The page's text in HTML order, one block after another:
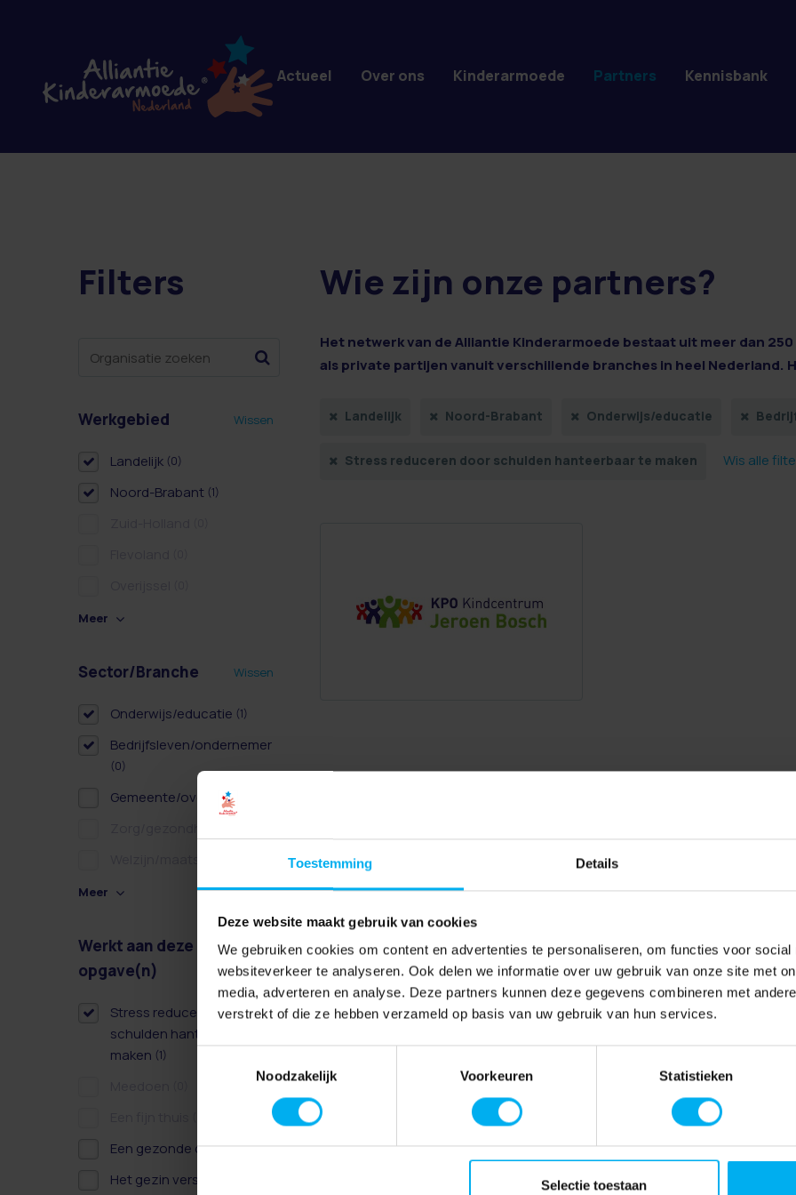
Toestemming Details
Deze website maakt gebruik van cookies
We gebruiken cookies om content en advertenties te personaliseren, om functies voor social
websiteverkeer te analyseren. Ook delen we informatie over uw gebruik van onze site met
media, adverteren en analyse. Deze partners kunnen deze gegevens combineren met
verstrekt of die ze hebben verzameld op basis van uw gebruik van hun services.
Noodzakelijk
Voorkeuren Statistieken
Selectie toestaan
1 resultaten
Filters
Werkgebied Wissen
Landelijk (0)
Noord-Brabant (1)
Meer
Sector/Branche Wissen
Onderwijs/educatie (1)
Bedrijfsleven/ondernemer
(0)
Gemeente/overheid
Meer
Werkt aan deze
opgave(n)
Wissen
Stress reduceren door
schulden hanteerbaar te
maken (1)
Een gezonde dag(1)
Het gezin versterken
Wie zijn onze partners?
Het netwerk van de Alliantie Kinderarmoede bestaat uit meer dan
als private partijen vanuit verschillende branches in heel Nederland.
Landelijk Noord-Brabant Onderwijs/educatie
Stress reduceren door schulden hanteerbaar te maken Wis alle
Actueel Over ons Kinderarmoede Partners Kennisbank